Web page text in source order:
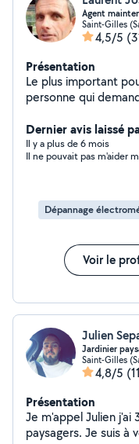
Agent
Saint-Gilles
4,5/5
Présentation
Le plus important
personne qui
,tapisserie,
mécanique.
Dernier avis laissé
Il y a plus de 6 mois
Il ne pouvait pas m'aider
Dépannage
Voir le
Julien
Jardinier
Saint-Gilles
4,8/5
Présentation
Je m'appel Julien j'ai
paysagers. Je suis à